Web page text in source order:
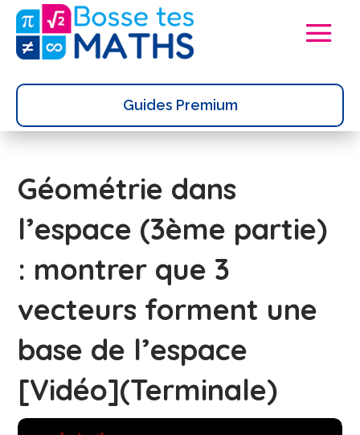
Guides Premium
Géométrie dans
l’espace (3ème partie)
: montrer que 3
vecteurs forment une
base de l’espace
[Vidéo](Terminale)